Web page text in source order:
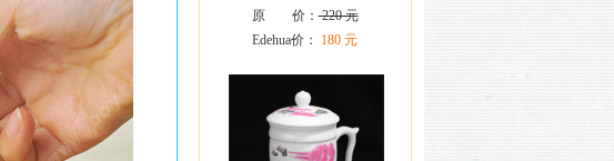
原 价：220 元
Edehua价：
180 元